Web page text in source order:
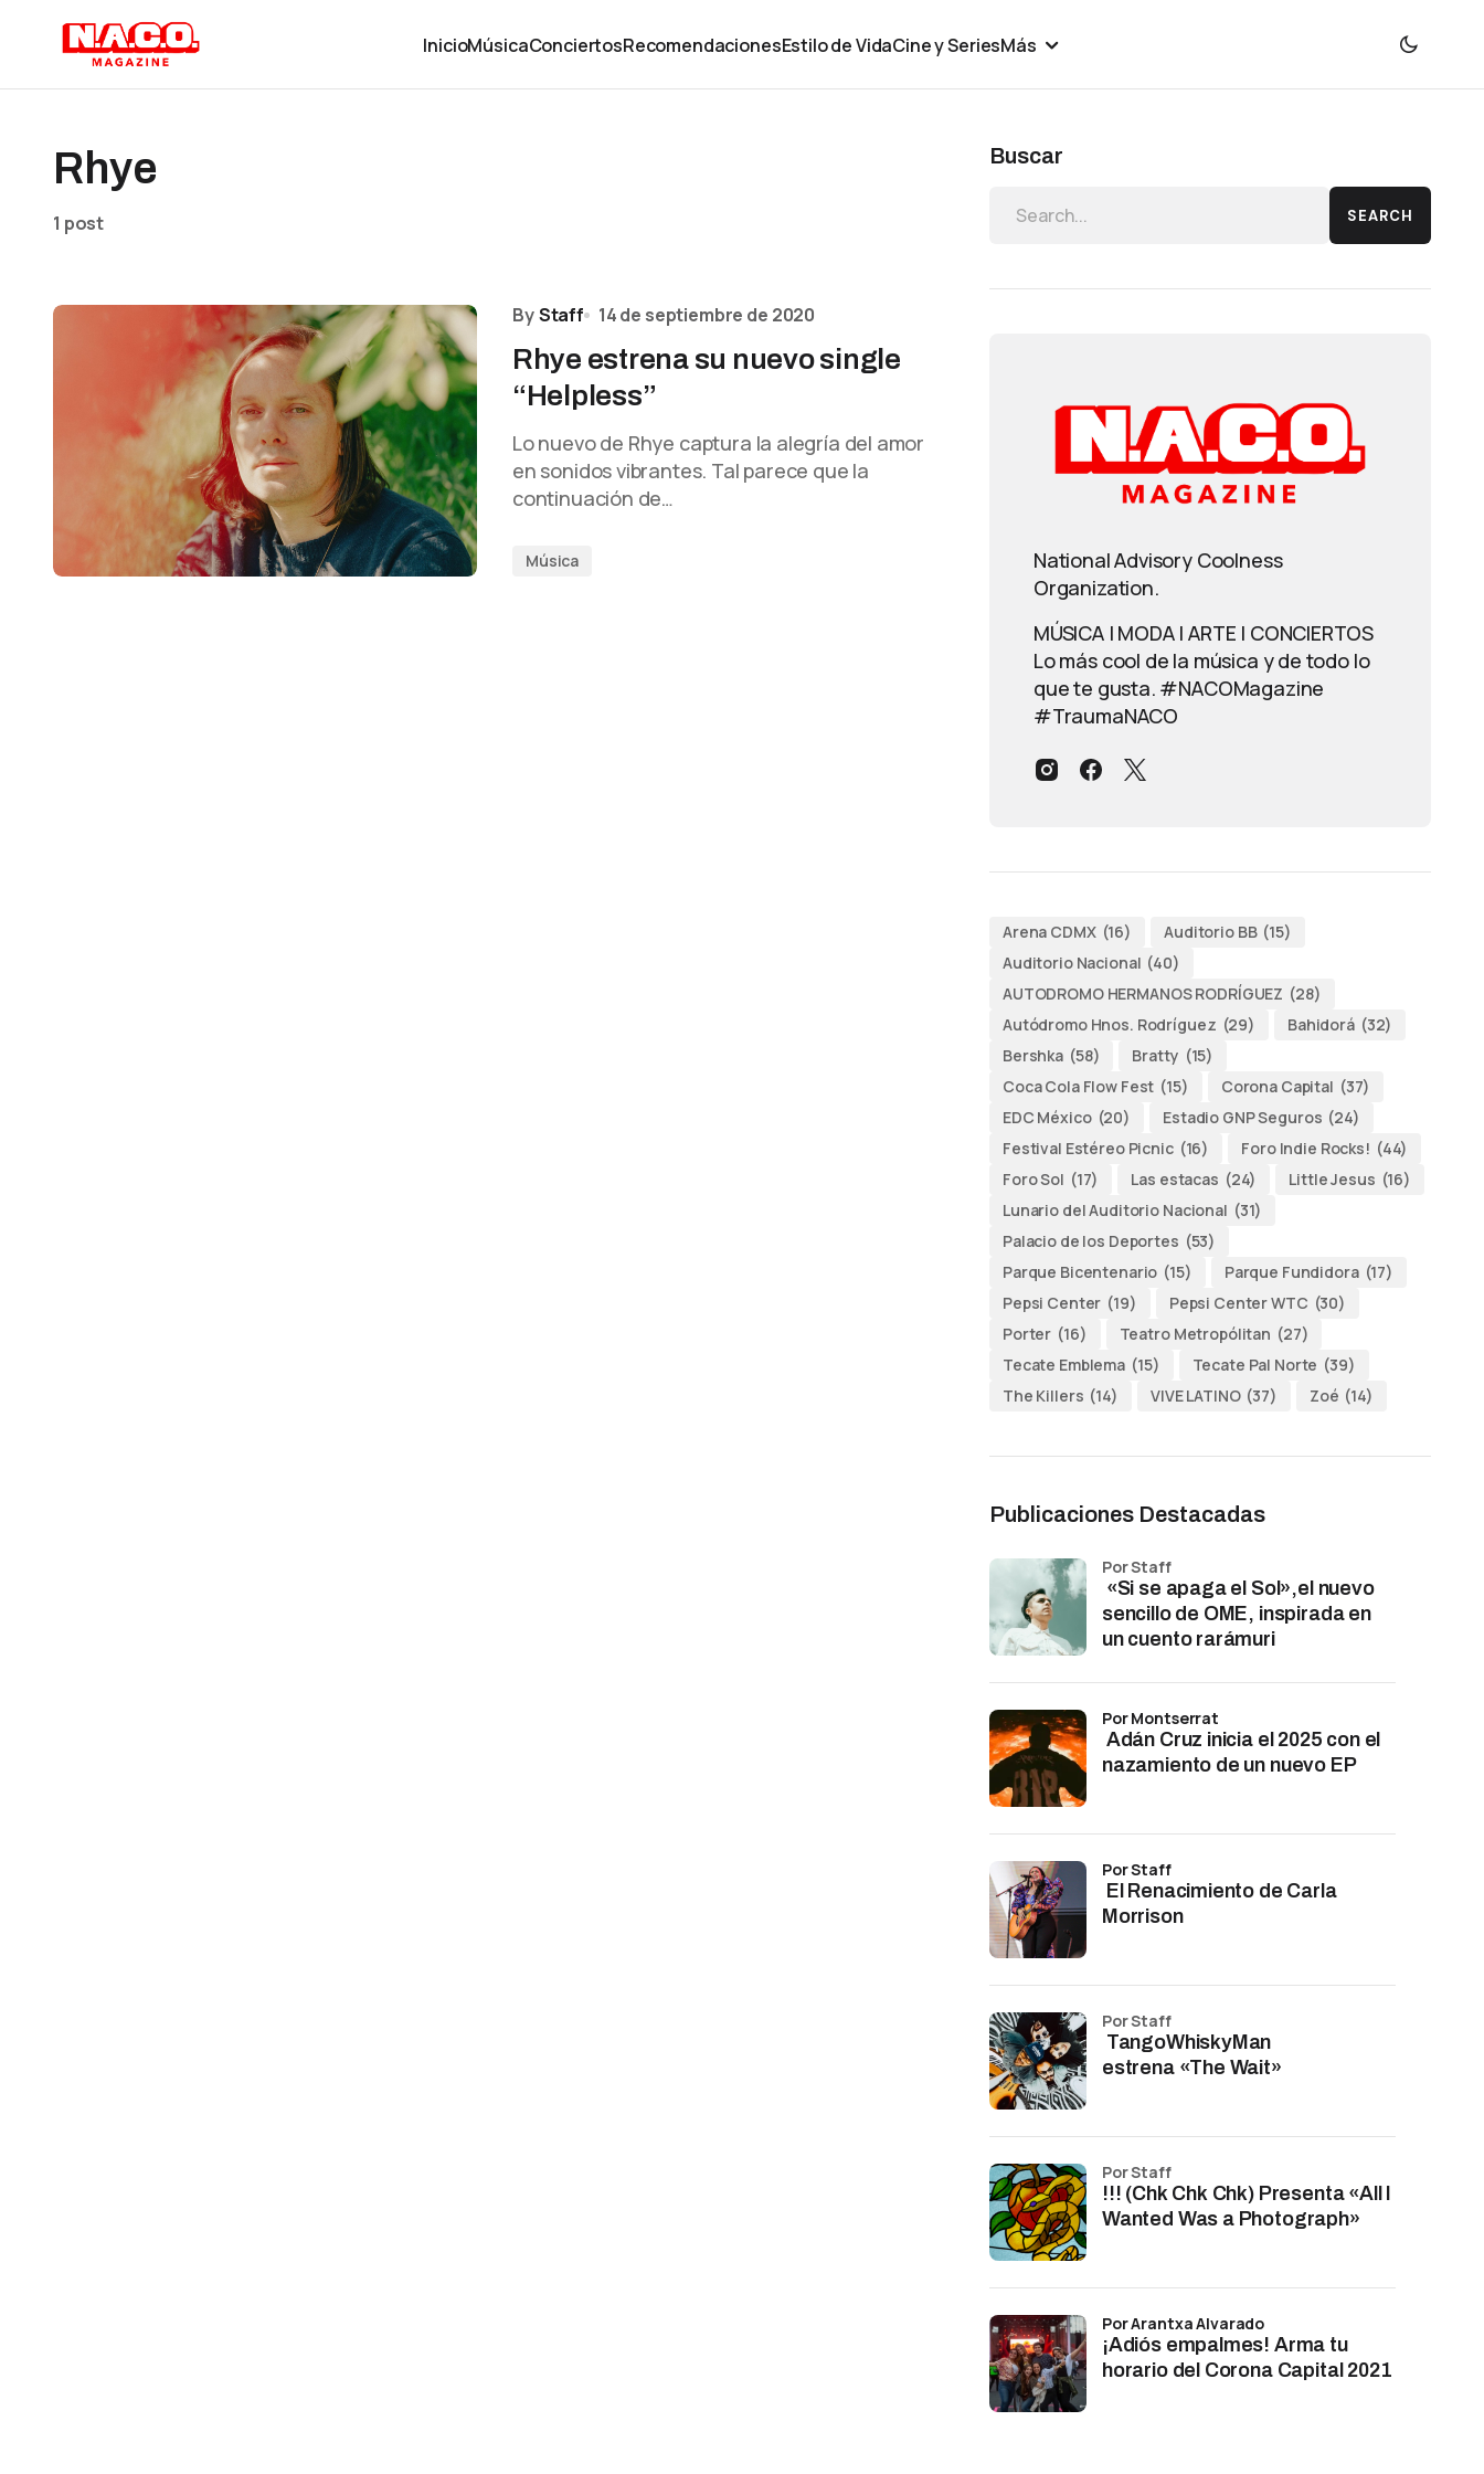
InicioMúsicaConciertosRecomendacionesEstilo de VidaCine y SeriesMás
Rhye
1 post
ByStaff 14 de septiembre de 2020
Rhye estrena su nuevo single
“Helpless”
Lo nuevo de Rhye captura la alegría del amor
en sonidos vibrantes. Tal parece que la
continuación de…
Música
Buscar
SEARCH
National Advisory Coolness
Organization.
MÚSICA | MODA | ARTE | CONCIERTOS
Lo más cool de la música y de todo lo
que te gusta. #NACOMagazine
#TraumaNACO
Arena CDMX (16) Auditorio BB (15)
Auditorio Nacional (40)
AUTODROMO HERMANOS RODRÍGUEZ (28)
Autódromo Hnos. Rodríguez (29) Bahidorá (32)
Bershka (58) Bratty (15)
Coca Cola Flow Fest (15) Corona Capital (37)
EDC México (20) Estadio GNP Seguros (24)
Festival Estéreo Picnic (16) Foro Indie Rocks! (44)
Foro Sol (17) Las estacas (24) Little Jesus (16)
Lunario del Auditorio Nacional (31)
Palacio de los Deportes (53)
Parque Bicentenario (15) Parque Fundidora (17)
Pepsi Center (19) Pepsi Center WTC (30)
Porter (16) Teatro Metropólitan (27)
Tecate Emblema (15) Tecate Pal Norte (39)
The Killers (14) VIVE LATINO (37) Zoé (14)
Publicaciones Destacadas
«Si se apaga el Sol»,el nuevo
sencillo de OME, inspirada en
un cuento rarámuri
por Staff
Adán Cruz inicia el 2025 con el
nazamiento de un nuevo EP
por Montserrat
El Renacimiento de Carla
Morrison
por Staff
TangoWhiskyMan
estrena «The Wait»
por Staff
!!! (Chk Chk Chk) Presenta «All I
Wanted Was a Photograph»
por Staff
¡Adiós empalmes! Arma tu
horario del Corona Capital 2021
por Arantxa Alvarado